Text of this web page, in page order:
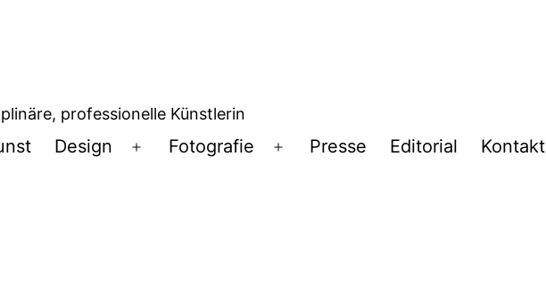
professionelle Künstlerin
Design
Menü
Fotografie
Menü
Presse Editorial Kontakt